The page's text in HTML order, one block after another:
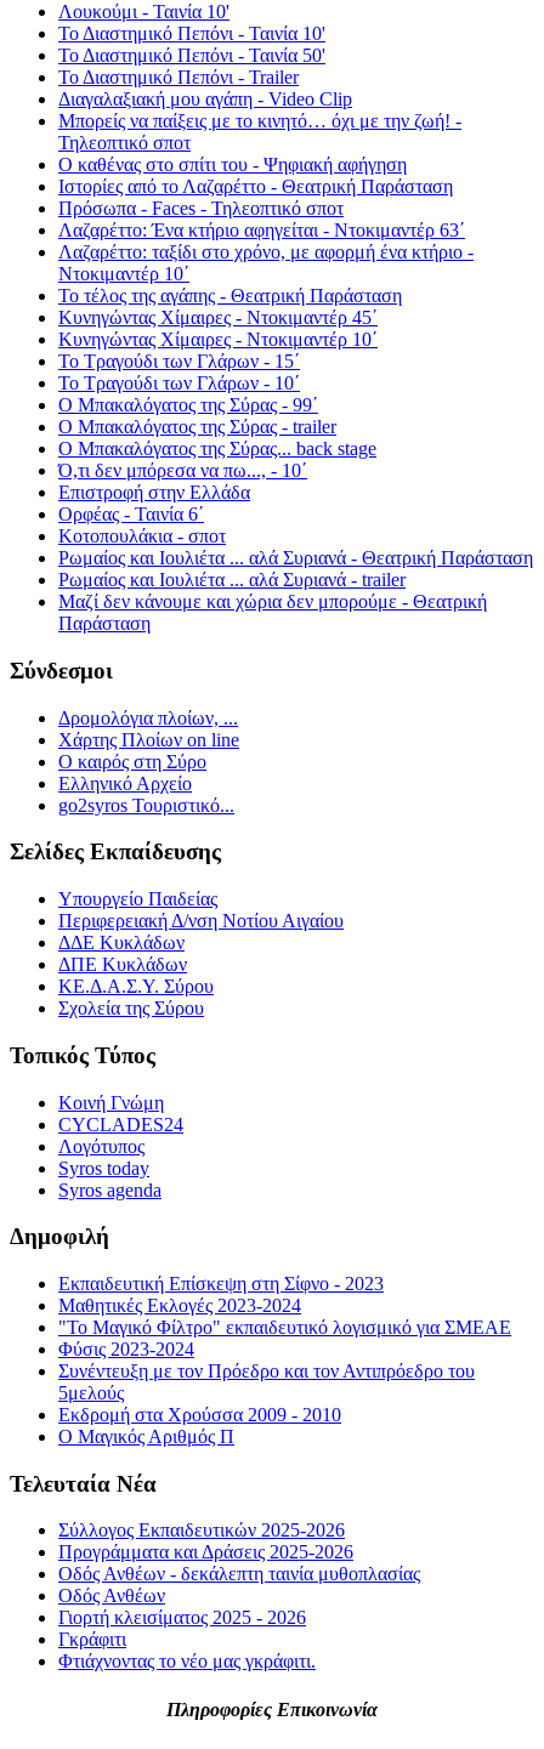
Λουκούμι - Ταινία 10'
Το Διαστημικό Πεπόνι - Ταινία 10'
Το Διαστημικό Πεπόνι - Ταινία 50'
Το Διαστημικό Πεπόνι - Trailer
Διαγαλαξιακή μου αγάπη - Video Clip
Μπορείς να παίξεις με το κινητό… όχι με την ζωή! -
Τηλεοπτικό σποτ
Ο καθένας στο σπίτι του - Ψηφιακή αφήγηση
Ιστορίες από το Λαζαρέττο - Θεατρική Παράσταση
Πρόσωπα - Faces - Τηλεοπτικό σποτ
Λαζαρέττο: Ένα κτήριο αφηγείται - Ντοκιμαντέρ 63΄
Λαζαρέττο: ταξίδι στο χρόνο, με αφορμή ένα κτήριο -
Ντοκιμαντέρ 10΄
Το τέλος της αγάπης - Θεατρική Παράσταση
Κυνηγώντας Χίμαιρες - Ντοκιμαντέρ 45΄
Κυνηγώντας Χίμαιρες - Ντοκιμαντέρ 10΄
Το Τραγούδι των Γλάρων - 15΄
Το Τραγούδι των Γλάρων - 10΄
Ο Μπακαλόγατος της Σύρας - 99΄
Ο Μπακαλόγατος της Σύρας - trailer
Ο Μπακαλόγατος της Σύρας... back stage
Ό,τι δεν μπόρεσα να πω..., - 10΄
Επιστροφή στην Ελλάδα
Ορφέας - Ταινία 6΄
Κοτοπουλάκια - σποτ
Ρωμαίος και Ιουλιέτα ... αλά Συριανά - Θεατρική Παράσταση
Ρωμαίος και Ιουλιέτα ... αλά Συριανά - trailer
Μαζί δεν κάνουμε και χώρια δεν μπορούμε - Θεατρική
Παράσταση
Σύνδεσμοι
Δρομολόγια πλοίων, ...
Χάρτης Πλοίων on line
Ο καιρός στη Σύρο
Ελληνικό Αρχείο
go2syros Τουριστικό...
Σελίδες Εκπαίδευσης
Υπουργείο Παιδείας
Περιφερειακή Δ/νση Νοτίου Αιγαίου
ΔΔΕ Κυκλάδων
ΔΠΕ Κυκλάδων
ΚΕ.Δ.Α.Σ.Υ. Σύρου
Σχολεία της Σύρου
Τοπικός Τύπος
Κοινή Γνώμη
CYCLADES24
Λογότυπος
Syros today
Syros agenda
Δημοφιλή
Εκπαιδευτική Επίσκεψη στη Σίφνο - 2023
Μαθητικές Εκλογές 2023-2024
"Το Μαγικό Φίλτρο" εκπαιδευτικό λογισμικό για ΣΜΕΑΕ
Φύσις 2023-2024
Συνέντευξη με τον Πρόεδρο και τον Αντιπρόεδρο του
5μελούς
Εκδρομή στα Χρούσσα 2009 - 2010
Ο Μαγικός Αριθμός Π
Τελευταία Νέα
Σύλλογος Εκπαιδευτικών 2025-2026
Προγράμματα και Δράσεις 2025-2026
Οδός Ανθέων - δεκάλεπτη ταινία μυθοπλασίας
Οδός Ανθέων
Γιορτή κλεισίματος 2025 - 2026
Γκράφιτι
Φτιάχνοντας το νέο μας γκράφιτι.
Πληροφορίες Επικοινωνία